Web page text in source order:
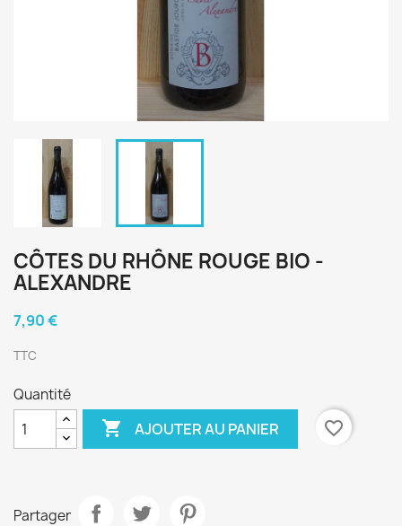
CÔTES DU RHÔNE ROUGE BIO -
ALEXANDRE
7,90 €
TTC
Quantité
 AJOUTER AU PANIER favorite_border
Partager